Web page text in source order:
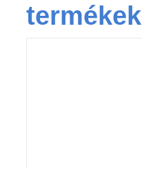
termékek